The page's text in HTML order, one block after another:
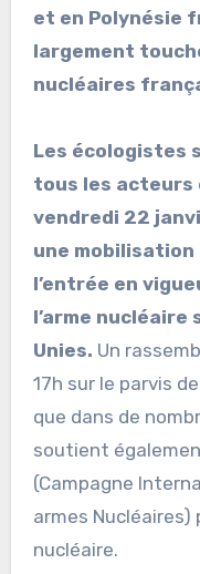
et en Polynésie
largement
nucléaires
Les écologistes
tous les acteurs
vendredi 22
une mobilisation
l’entrée en
l’arme nucléaire
Unies. Un
17h sur le parvis
que dans de
soutient
(Campagne
armes
nucléaire.